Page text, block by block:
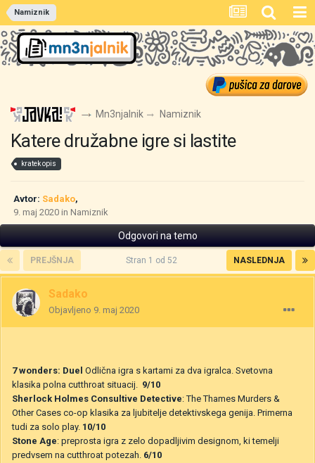
Namiznik
Mn3njalnik Namiznik
Katere družabne igre si lastite
kratek opis
Avtor: Sadako,
9. maj 2020 in Namiznik
Odgovori na temo
PREJŠNJA NASLEDNJA
Stran 1 od 52
Sadako
Objavljeno 9. maj 2020
7 wonders: Duel Odlična igra s kartami za dva igralca. Svetovna
klasika polna cutthroat situacij. 9/10
Sherlock Holmes Consultive Detective: The Thames Murders &
Other Cases co-op klasika za ljubitelje detektivskega genija. Primerna
tudi za solo play. 10/10
Stone Age: preprosta igra z zelo dopadljivim designom, ki temelji
predvsem na cutthroat potezah. 6/10